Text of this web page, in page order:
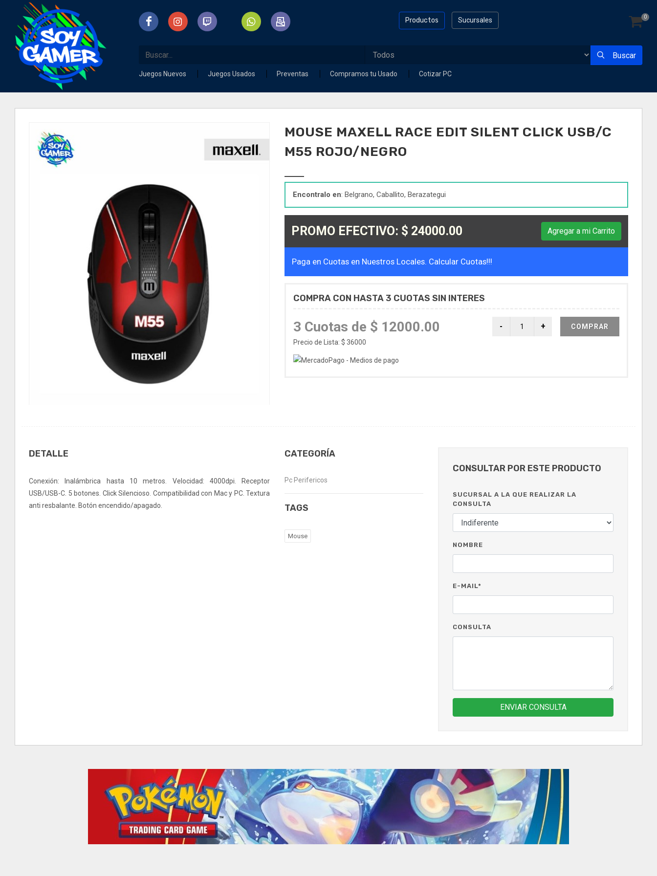
Sucursales
Productos 0
Buscar
Juegos Nuevos Juegos Usados Preventas Compramos tu Usado Cotizar PC
MOUSE MAXELL RACE EDIT SILENT CLICK USB/C
M55 ROJO/NEGRO
Encontralo en: Belgrano, Caballito, Berazategui
PROMO EFECTIVO: $ 24000.00 Agregar a mi Carrito
Paga en Cuotas en Nuestros Locales. Calcular Cuotas!!!
COMPRA CON HASTA 3 CUOTAS SIN INTERES
3 Cuotas de $ 12000.00
Precio de Lista: $ 36000
COMPRAR
DETALLE
Conexión: Inalámbrica hasta 10 metros. Velocidad: 4000dpi. Receptor
USB/USB-C. 5 botones. Click Silencioso. Compatibilidad con Mac y PC. Textura
anti resbalante. Botón encendido/apagado.
CATEGORÍA
Pc Perifericos
TAGS
Mouse
CONSULTAR POR ESTE PRODUCTO
SUCURSAL A LA QUE REALIZAR LA
CONSULTA
NOMBRE
E-MAIL*
CONSULTA
ENVIAR CONSULTA